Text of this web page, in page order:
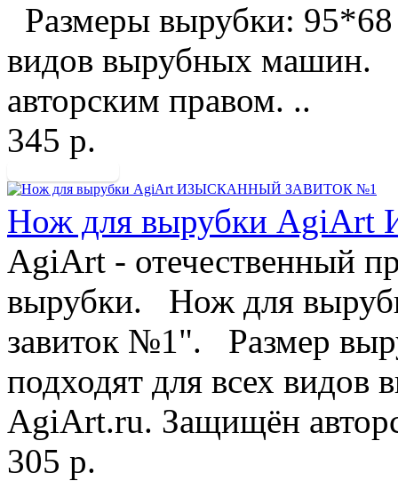
Размеры вырубки:
видов вырубных
авторским правом. ..
345 р.
Нож для вырубки
AgiArt - отечественный
вырубки. Нож для
завиток №1". Размер
подходят для всех
AgiArt.ru. Защищён
305 р.